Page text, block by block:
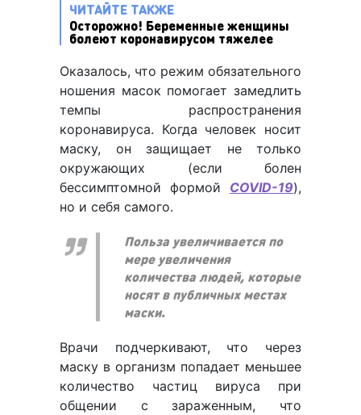
ЧИТАЙТЕ ТАКЖЕ
Осторожно! Беременные женщины
болеют коронавирусом тяжелее
Оказалось, что режим обязательного
ношения масок помогает замедлить
темпы распространения
коронавируса. Когда человек носит
маску, он защищает не только
окружающих (если болен
бессимптомной формой COVID-19),
но и себя самого.
Польза увеличивается по
мере увеличения
количества людей, которые
носят в публичных местах
маски.
Врачи подчеркивают, что через
маску в организм попадает меньшее
количество частиц вируса при
общении с зараженным, что